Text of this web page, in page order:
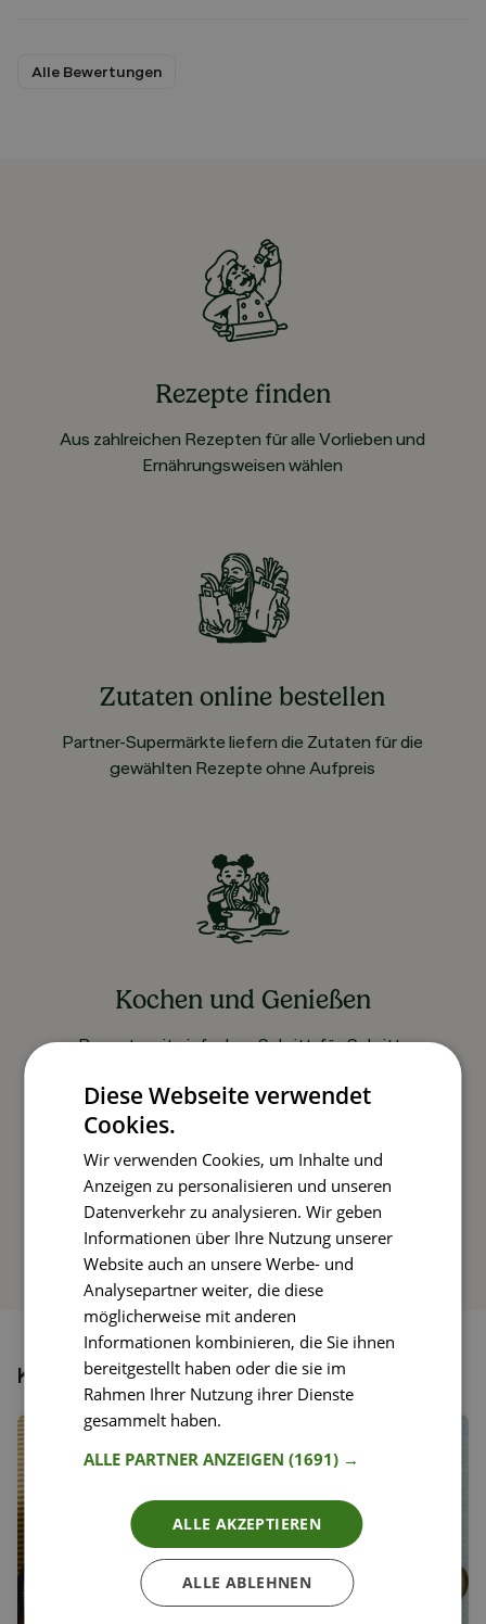
Alle Bewertungen
Rezepte finden
Aus zahlreichen Rezepten für alle Vorlieben und
Ernährungsweisen wählen
Zutaten online bestellen
Partner-Supermärkte liefern die Zutaten für die
gewählten Rezepte ohne Aufpreis
Kochen und Genießen
Rezepte mit einfachen Schritt-für-Schritt-
So funktioniert’s
Könnte dir auch gefallen
Diese Webseite verwendet
Cookies.
Wir verwenden Cookies, um Inhalte und
Anzeigen zu personalisieren und unseren
Datenverkehr zu analysieren. Wir geben
Informationen über Ihre Nutzung unserer
Website auch an unsere Werbe- und
Analysepartner weiter, die diese
möglicherweise mit anderen
Informationen kombinieren, die Sie ihnen
bereitgestellt haben oder die sie im
Rahmen Ihrer Nutzung ihrer Dienste
gesammelt haben.
ALLE PARTNER ANZEIGEN(1691) →
ALLE AKZEPTIEREN
ALLE ABLEHNEN